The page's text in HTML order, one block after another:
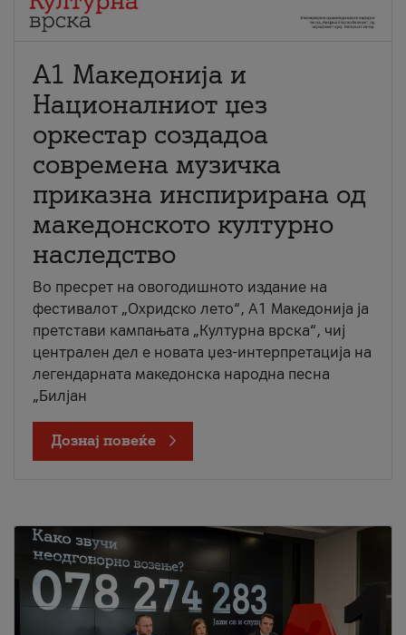
А1 Македонија и
Националниот џез
оркестар создадоа
современа музичка
приказна инспирирана од
македонското културно
наследство
Во пресрет на овогодишното издание на
фестивалот „Охридско лето“, А1 Македонија ја
претстави кампањата „Културна врска“, чиј
централен дел е новата џез-интерпретација на
легендарната македонска народна песна
„Билјан
Дознај повеќе